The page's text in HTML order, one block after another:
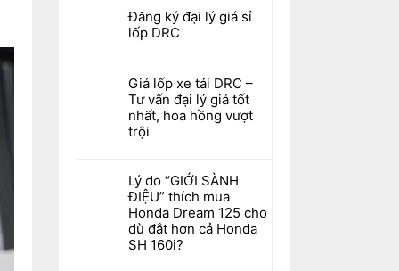
Đăng ký đại lý giá sỉ
lốp DRC
Giá lốp xe tải DRC –
Tư vấn đại lý giá tốt
nhất, hoa hồng vượt
trội
Lý do “GIỚI SÀNH
ĐIỆU” thích mua
Honda Dream 125 cho
dù đắt hơn cả Honda
SH 160i?